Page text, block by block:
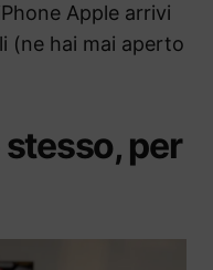
Apple arrivi
(ne hai mai aperto
per